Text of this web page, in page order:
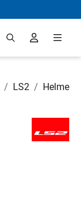
/ LS2 / Helme